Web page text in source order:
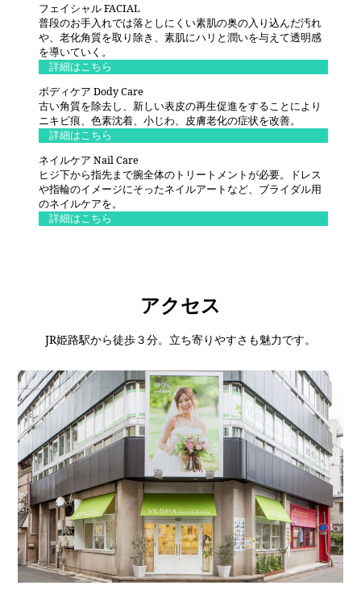
フェイシャル FACIAL
普段のお手入れでは落としにくい素肌の奥の入り込んだ汚れ
や、老化角質を取り除き、素肌にハリと潤いを与えて透明感
を導いていく。
詳細はこちら
ボディケア Dody Care
古い角質を除去し、新しい表皮の再生促進をすることにより
ニキビ痕、色素沈着、小じわ、皮膚老化の症状を改善。
詳細はこちら
ネイルケア Nail Care
ヒジ下から指先まで腕全体のトリートメントが必要。ドレス
や指輪のイメージにそったネイルアートなど、ブライダル用
のネイルケアを。
詳細はこちら
アクセス
JR姫路駅から徒歩３分。立ち寄りやすさも魅力です。